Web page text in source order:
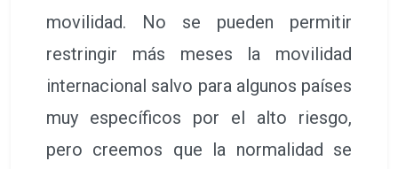
movilidad. No se pueden permitir
restringir más meses la movilidad
internacional salvo para algunos países
muy específicos por el alto riesgo,
pero creemos que la normalidad se